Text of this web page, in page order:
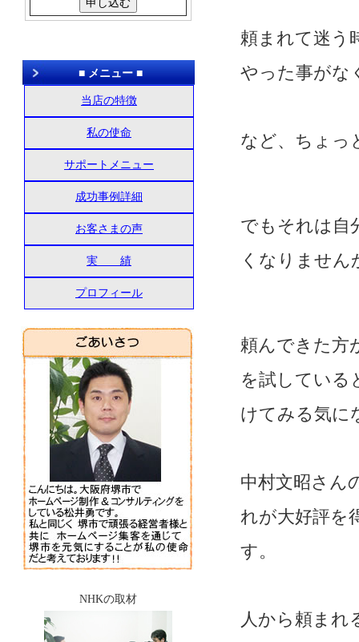
頼まれて迷う
やった事がな
など、ちょっ
でもそれは自
くなりません
頼んできた方
を試している
けてみる気に
中村文昭さん
れが大好評を
す。
人から頼まれ
■ メニュー ■
当店の特徴
私の使命
サポートメニュー
成功事例詳細
お客さまの声
実 績
プロフィール
NHKの取材